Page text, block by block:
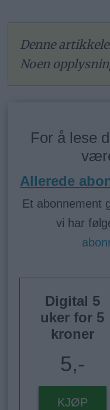
Denne
Noen
For å lese
Allerede
Et abonnement
vi har
Digital 5
uker for 5
kroner
5,-
KJØP